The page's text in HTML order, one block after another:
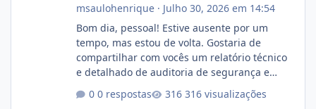
msaulohenrique· Julho 30, 2026 em 14:54
Bom dia, pessoal! Estive ausente por um
tempo, mas estou de volta. Gostaria de
compartilhar com vocês um relatório técnico
e detalhado de auditoria de segurança e
conformidade referente ao VOXPANEL (versão
atualmente em circulação e comercialização
0 respostas 316 visualizações